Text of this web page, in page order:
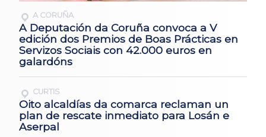
A CORUÑA
A Deputación da Coruña convoca a V
edición dos Premios de Boas Prácticas en
Servizos Sociais con 42.000 euros en
galardóns
CURTIS
Oito alcaldías da comarca reclaman un
plan de rescate inmediato para Losán e
Aserpal